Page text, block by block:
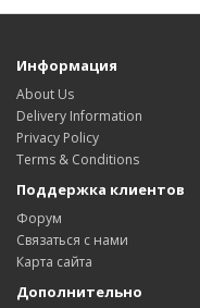
Информация
About Us
Delivery Information
Privacy Policy
Terms & Conditions
Поддержка клиентов
Форум
Связаться с нами
Карта сайта
Дополнительно